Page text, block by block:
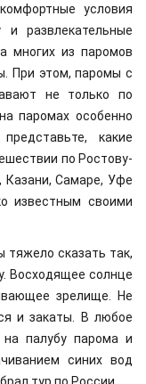
условия
развлекательные
многих из паромов
При этом, паромы с
не только по
паромах особенно
какие
по Ростову-
Казани, Самаре, Уфе
известным своими
тяжело сказать так,
Восходящее солнце
зрелище. Не
и закаты. В любое
палубу парома и
синих вод